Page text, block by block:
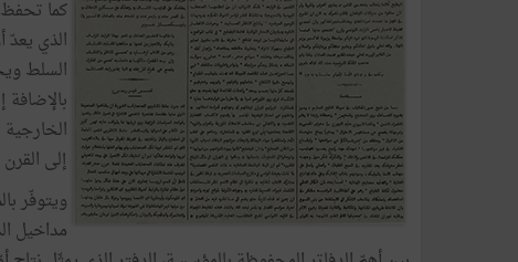
الذي
إلى
ويتوفّر
مداخيل